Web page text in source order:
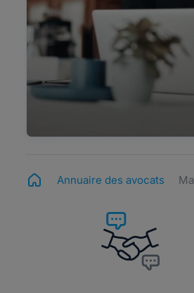
Annuaire des avocats